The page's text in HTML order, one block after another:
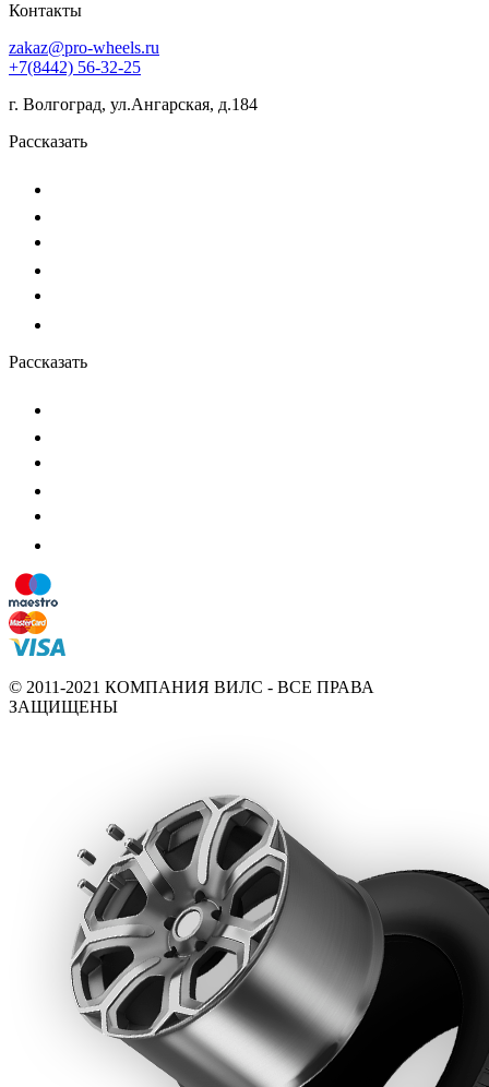
Контакты
zakaz@pro-wheels.ru
+7(8442) 56-32-25
г. Волгоград, ул.Ангарская, д.184
Рассказать
Рассказать
© 2011-2021 КОМПАНИЯ ВИЛС - ВСЕ ПРАВА
ЗАЩИЩЕНЫ